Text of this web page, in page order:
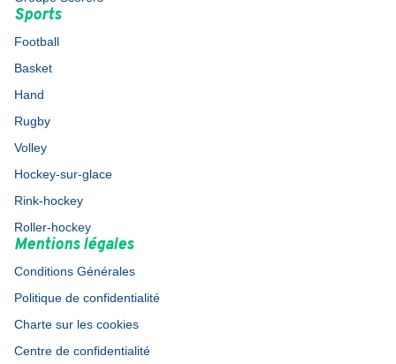
Sports
Football
Basket
Hand
Rugby
Volley
Hockey-sur-glace
Rink-hockey
Roller-hockey
Mentions légales
Conditions Générales
Politique de confidentialité
Charte sur les cookies
Centre de confidentialité